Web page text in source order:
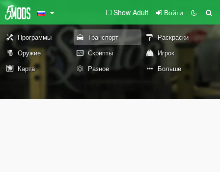
Show Adult Войти
Программы Транспорт
Раскраски
Оружие
Скрипты
Игрок
Карта
Разное Больше